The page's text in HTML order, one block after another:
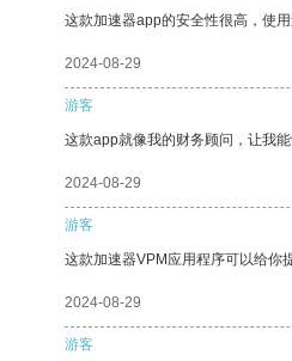
这款加速器app的安全性很高，使
2024-08-29
游客
这款app就像我的财务顾问，让我能
2024-08-29
游客
这款加速器VPM应用程序可以给你
2024-08-29
游客